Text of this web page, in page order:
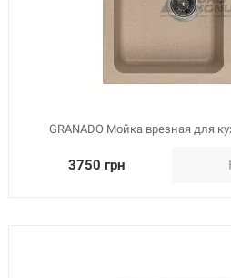
GRANADO Мойка врезная для
3750 грн